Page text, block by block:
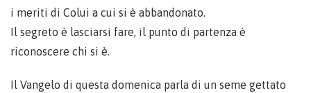
i meriti di Colui a cui si è abbandonato.
Il segreto è lasciarsi fare, il punto di partenza è
riconoscere chi si è.
Il Vangelo di questa domenica parla di un seme gettato